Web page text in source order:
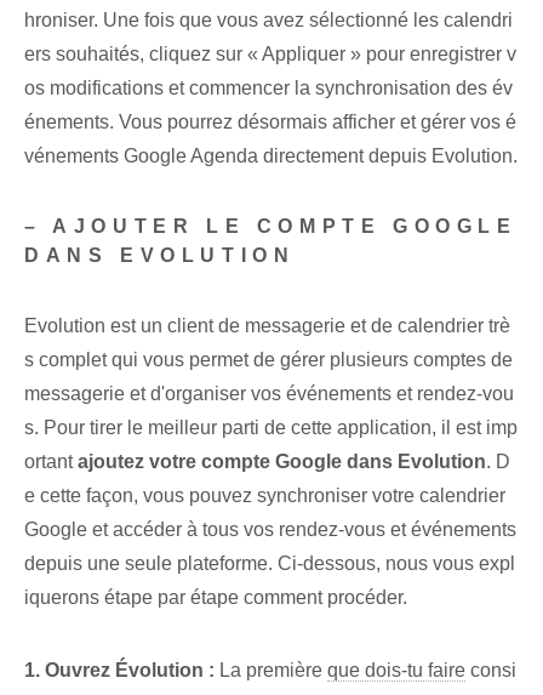
hroniser. Une fois que vous avez sélectionné les calendri
ers souhaités, cliquez sur « Appliquer » pour enregistrer v
os modifications et commencer la synchronisation des év
énements. Vous pourrez désormais afficher et gérer vos é
vénements Google Agenda directement depuis Evolution.
– AJOUTER LE COMPTE GOOGLE
DANS EVOLUTION
Evolution est un client de messagerie et de calendrier trè
s complet qui vous permet de gérer plusieurs comptes de
messagerie et d'organiser vos événements et rendez-vou
s. Pour tirer le meilleur parti de cette application, il est imp
ortantajoutez votre compte Google dans Evolution. D
e cette façon, vous pouvez synchroniser votre calendrier
Google et accéder à tous vos rendez-vous et événements
depuis une seule plateforme. Ci-dessous, nous vous expl
iquerons étape par étape comment procéder.
1. Ouvrez Évolution : La première que dois-tu faire consi